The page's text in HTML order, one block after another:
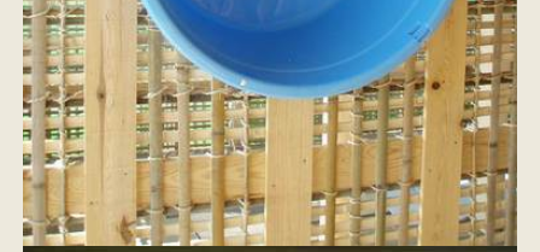
イベント情報 来場予約
資料請求 お問い合わせ